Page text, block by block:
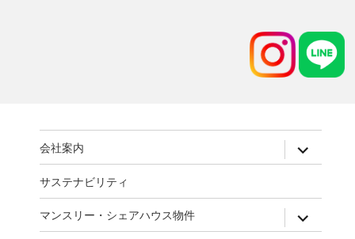
会社案内 expand
child
menu
サステナビリティ
マンスリー・シェアハウス物件 expand
child